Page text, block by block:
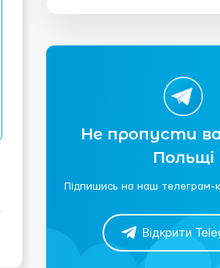
Не пропусти
Польщі
Підпишись на наш телеграм-
Відкрити